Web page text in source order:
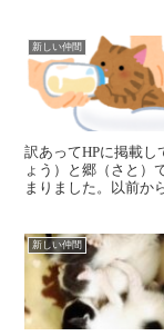
新しい仲間
訳あってHPに掲載し
ょう）と郷（さと）
まりました。以前か
新しい仲間